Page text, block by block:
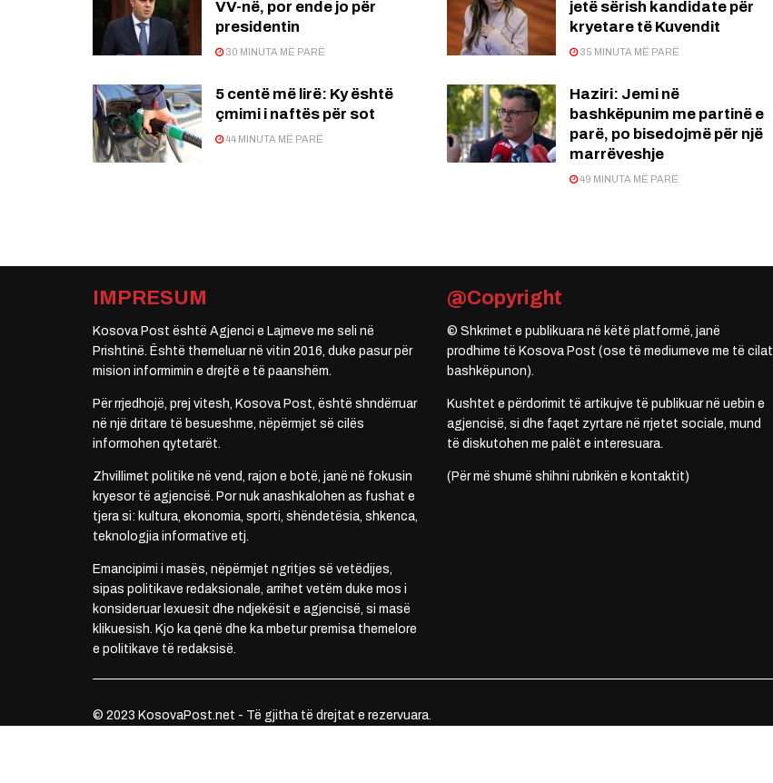
VV-në, por ende jo për
presidentin
30 MINUTA MË PARË
jetë sërish kandidate për
kryetare të Kuvendit
35 MINUTA MË PARË
5 centë më lirë: Ky është
çmimi i naftës për sot
44 MINUTA MË PARË
Haziri: Jemi në
bashkëpunim me partinë e
parë, po bisedojmë për një
marrëveshje
49 MINUTA MË PARË
IMPRESUM
Kosova Post është Agjenci e Lajmeve me seli në
Prishtinë. Është themeluar në vitin 2016, duke pasur për
mision informimin e drejtë e të paanshëm.
Për rrjedhojë, prej vitesh, Kosova Post, është shndërruar
në një dritare të besueshme, nëpërmjet së cilës
informohen qytetarët.
Zhvillimet politike në vend, rajon e botë, janë në fokusin
kryesor të agjencisë. Por nuk anashkalohen as fushat e
tjera si: kultura, ekonomia, sporti, shëndetësia, shkenca,
teknologjia informative etj.
Emancipimi i masës, nëpërmjet ngritjes së vetëdijes,
sipas politikave redaksionale, arrihet vetëm duke mos i
konsideruar lexuesit dhe ndjekësit e agjencisë, si masë
klikuesish. Kjo ka qenë dhe ka mbetur premisa themelore
e politikave të redaksisë.
@Copyright
© Shkrimet e publikuara në këtë platformë, janë
prodhime të Kosova Post (ose të mediumeve me të cilat
bashkëpunon).
Kushtet e përdorimit të artikujve të publikuar në uebin e
agjencisë, si dhe faqet zyrtare në rrjetet sociale, mund
të diskutohen me palët e interesuara.
(Për më shumë shihni rubrikën e kontaktit)
© 2023 KosovaPost.net - Të gjitha të drejtat e rezervuara.